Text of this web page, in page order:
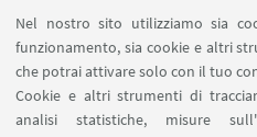
Nel nostro sito utilizziamo sia
funzionamento, sia cookie e altri
che potrai attivare solo con il tuo
Cookie e altri strumenti di
analisi statistiche, misure
Carta dei
SEGUI IL